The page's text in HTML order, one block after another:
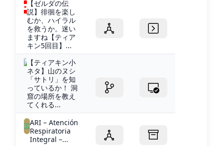
【ゼルダの伝
説】徘徊を楽し
むか、ハイラル
を救うか。迷い
ますね【ティア
キン5回目】...
【ティアキン小
ネタ】山のヌシ
「サトリ」を知
っているか！ 洞
窟の場所を教え
てくれる...
ARI – Atención
Respiratoria
Integral –...